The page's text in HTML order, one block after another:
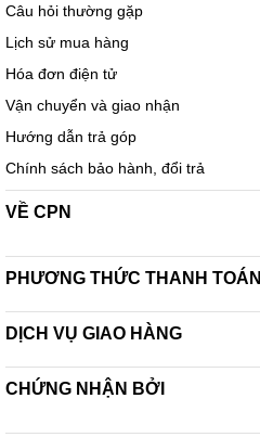
Câu hỏi thường gặp
Lịch sử mua hàng
Hóa đơn điện tử
Vận chuyển và giao nhận
Hướng dẫn trả góp
Chính sách bảo hành, đổi trả
VỀ CPN
PHƯƠNG THỨC THANH TOÁN
DỊCH VỤ GIAO HÀNG
CHỨNG NHẬN BỞI